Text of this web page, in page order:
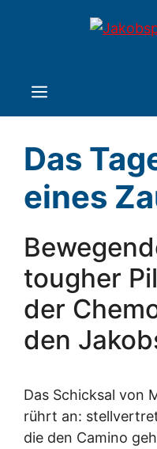
Menü
Das
eines
tougher
der
den
Das Schicksal von
rührt an:
die den Camino